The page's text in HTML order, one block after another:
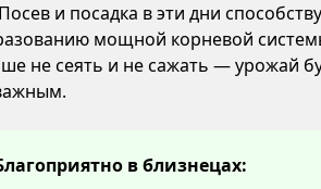
Посев и посадка в эти дни
мощной корневой
не сеять и не сажать — урожай
в близнецах: